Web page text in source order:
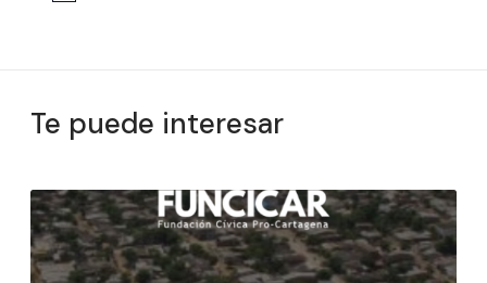
Te puede interesar